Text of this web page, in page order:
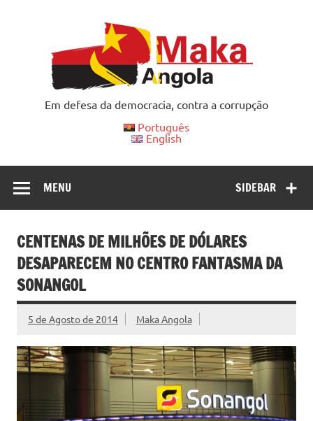
Em defesa da democracia, contra a corrupção
Português
English
SIDEBAR
MENU
CENTENAS DE MILHÕES DE DÓLARES
DESAPARECEM NO CENTRO FANTASMA DA
SONANGOL
5 de Agosto de 2014 Maka Angola